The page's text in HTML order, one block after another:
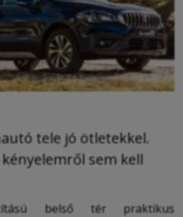
tele jó ötletekkel.
sem kell
belső tér praktikus